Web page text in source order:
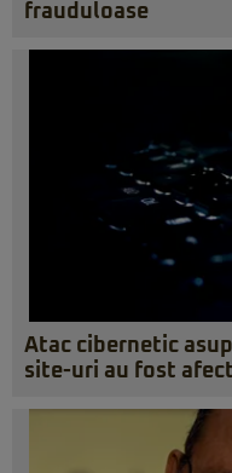
frauduloase
Atac cibernetic
site-uri au fost